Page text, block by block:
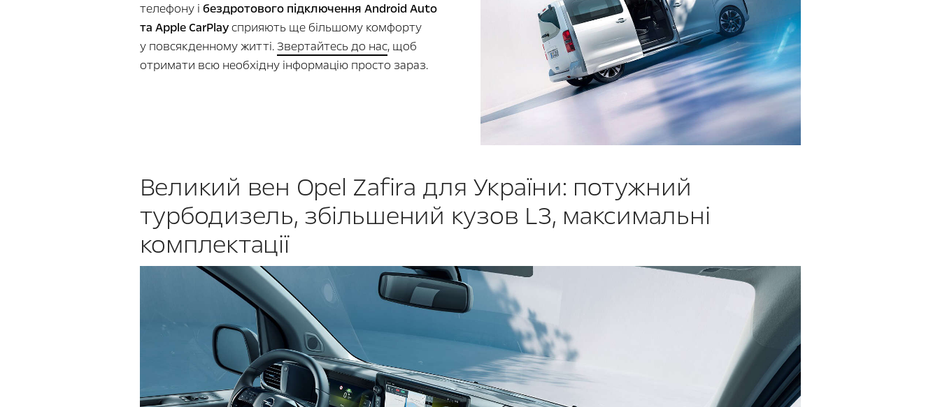
телефону і бездротового підключення Android Auto
та Apple CarPlayсприяють ще більшому комфорту
у повсякденному житті.Звертайтесь до нас, щоб
отримати всю необхідну інформацію просто зараз.
Великий вен Opel Zafira для України: потужний
турбодизель, збільшений кузов L3, максимальні
комплектації